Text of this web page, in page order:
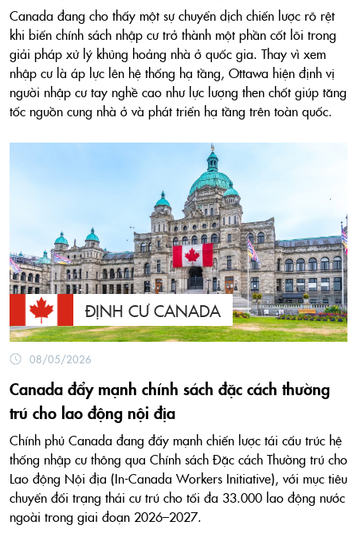
Canada đang cho thấy một sự chuyển dịch chiến lược rõ rệt
khi biến chính sách nhập cư trở thành một phần cốt lõi trong
giải pháp xử lý khủng hoảng nhà ở quốc gia. Thay vì xem
nhập cư là áp lực lên hệ thống hạ tầng, Ottawa hiện định vị
người nhập cư tay nghề cao như lực lượng then chốt giúp tăng
tốc nguồn cung nhà ở và phát triển hạ tầng trên toàn quốc.
ĐỊNH CƯ CANADA
08/05/2026
Canada đẩy mạnh chính sách đặc cách thường
trú cho lao động nội địa
Chính phủ Canada đang đẩy mạnh chiến lược tái cấu trúc hệ
thống nhập cư thông qua Chính sách Đặc cách Thường trú cho
Lao động Nội địa (In-Canada Workers Initiative), với mục tiêu
chuyển đổi trạng thái cư trú cho tối đa 33.000 lao động nước
ngoài trong giai đoạn 2026–2027.